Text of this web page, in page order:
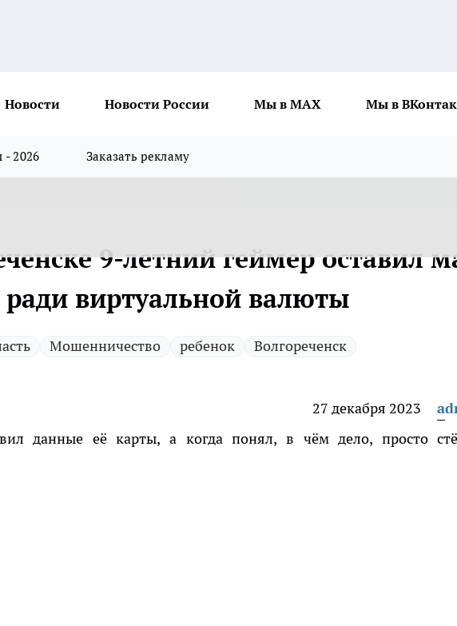
Новости Новости России Мы в MAX Мы в
- 2026 Заказать рекламу
9-летний геймер оставил
ради виртуальной валюты
Мошенничество ребенок Волгореченск
27 декабря 2023
данные её карты, а когда понял, в чём дело, просто